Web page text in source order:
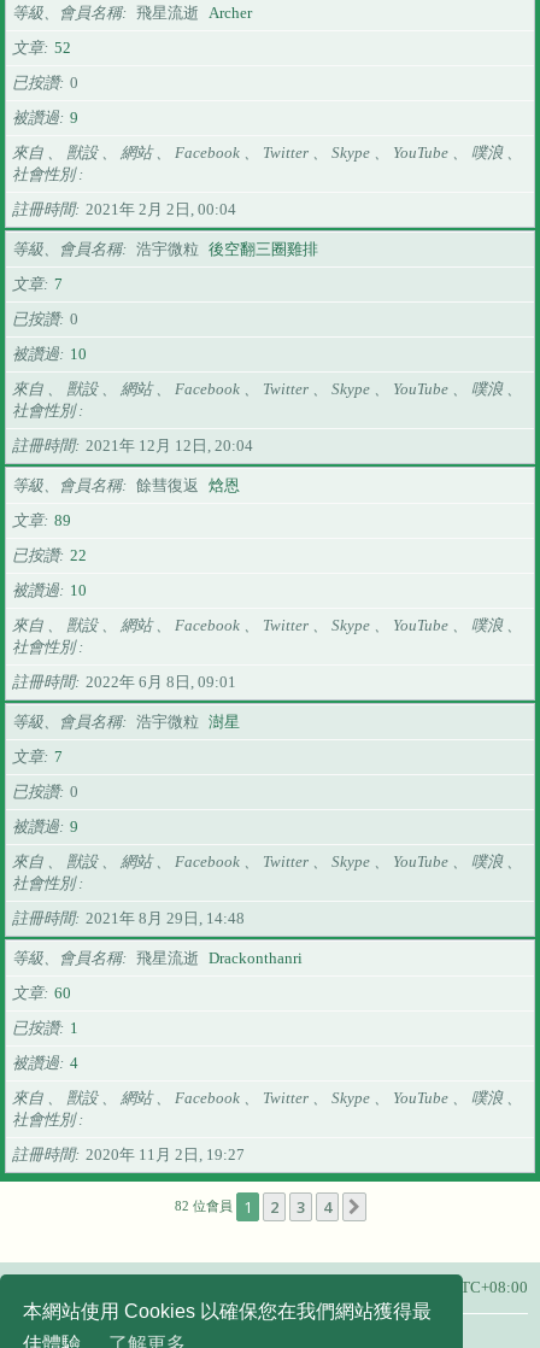
本網站使用 Cookies 以確保您在我們網站獲得最
等級、會員名稱 飛星流逝
Archer
文章 52
已按讚 0
被讚過 9
來自 、 獸設 、 網站 、 Facebook 、 Twitter 、 Skype 、 YouTube 、 噗浪 、
社會性別
註冊時間
2021年 2月 2日, 00:04
等級、會員名稱 浩宇微粒 後空翻三圈雞排
文章 7
已按讚 0
被讚過
10
來自 、 獸設 、 網站 、 Facebook 、 Twitter 、 Skype 、 YouTube 、 噗浪 、
社會性別
註冊時間
2021年 12月 12日, 20:04
等級、會員名稱 餘彗復返
焓恩
文章 89
已按讚 22
被讚過
10
來自 、 獸設 、 網站 、 Facebook 、 Twitter 、 Skype 、 YouTube 、 噗浪 、
社會性別
註冊時間
2022年 6月 8日, 09:01
等級、會員名稱 浩宇微粒 澍星
文章 7
已按讚 0
被讚過 9
來自 、 獸設 、 網站 、 Facebook 、 Twitter 、 Skype 、 YouTube 、 噗浪 、
社會性別
註冊時間
2021年 8月 29日, 14:48
等級、會員名稱 飛星流逝 Drackonthanri
文章 60
已按讚
1
被讚過 4
來自 、 獸設 、 網站 、 Facebook 、 Twitter 、 Skype 、 YouTube 、 噗浪 、
社會性別
註冊時間
2020年 11月 2日, 19:27
82 位會員 1 2 3 4
UTC+08:00
友站連結：